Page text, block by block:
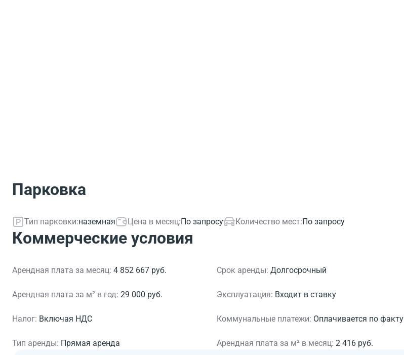
Парковка
Тип парковки:наземная Цена в месяц:По запросу Количество мест:По запросу
Коммерческие условия
Арендная плата за месяц: 4 852 667 руб. Срок аренды: Долгосрочный
Арендная плата за м² в год: 29 000 руб. Эксплуатация: Входит в ставку
Налог: Включая НДС Коммунальные платежи: Оплачивается по факту
Тип аренды: Прямая аренда Арендная плата за м² в месяц: 2 416 руб.